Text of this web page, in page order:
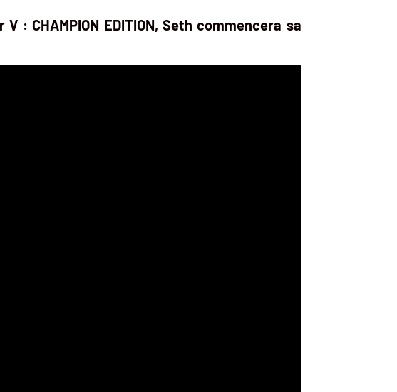
CHAMPION EDITION, Seth commencera sa